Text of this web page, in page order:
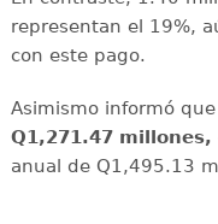
representan el 19%,
con este pago.
Asimismo informó
Q1,271.47 millones,
anual de Q1,495.13